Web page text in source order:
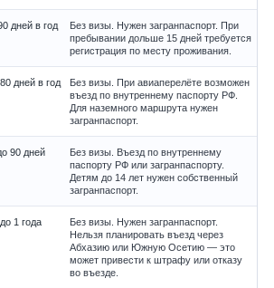
дней в год
Без визы. Нужен загранпаспорт. При
пребывании дольше 15 дней требуется
регистрация по месту проживания.
дней в год
Без визы. При авиаперелёте возможен
въезд по внутреннему паспорту РФ.
Для наземного маршрута нужен
загранпаспорт.
90 дней
Без визы. Въезд по внутреннему
паспорту РФ или загранпаспорту.
Детям до 14 лет нужен собственный
загранпаспорт.
до 1 года
Без визы. Нужен загранпаспорт.
Нельзя планировать въезд через
Абхазию или Южную Осетию — это
может привести к штрафу или отказу
во въезде.